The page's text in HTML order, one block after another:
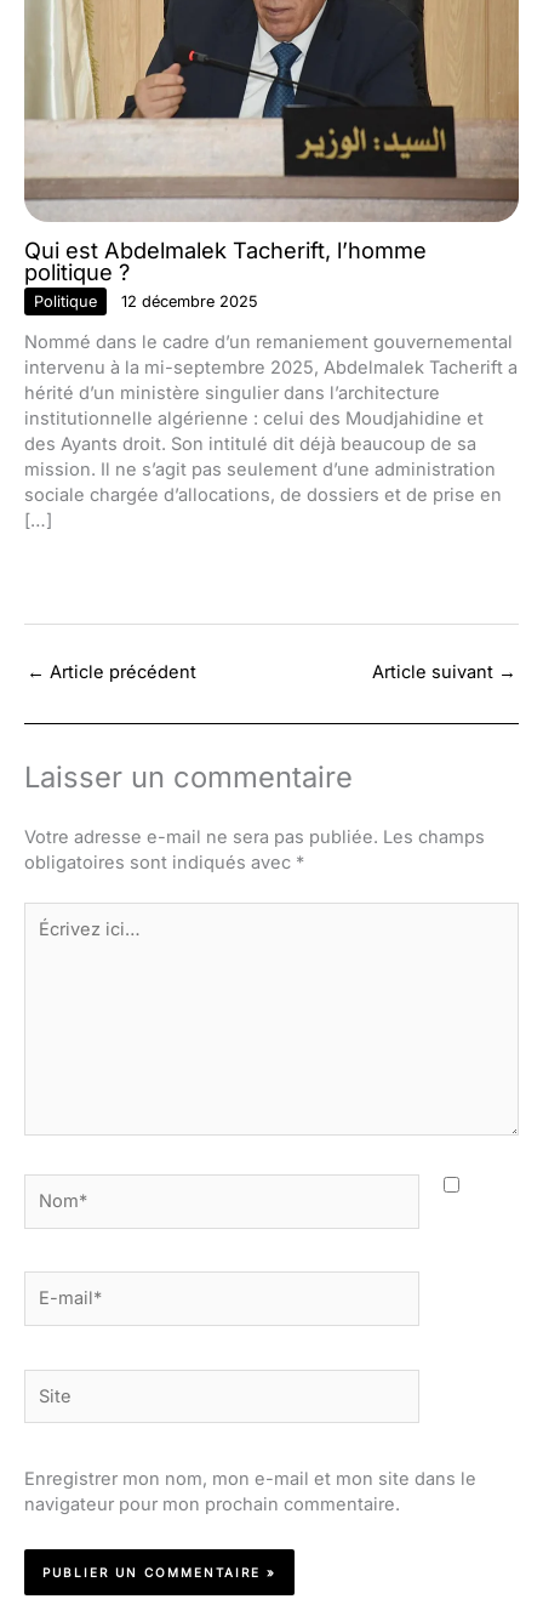
Qui est Abdelmalek Tacherift, l’homme
politique ?
Politique 12 décembre 2025
Nommé dans le cadre d’un remaniement gouvernemental
intervenu à la mi-septembre 2025, Abdelmalek Tacherift a
hérité d’un ministère singulier dans l’architecture
institutionnelle algérienne : celui des Moudjahidine et
des Ayants droit. Son intitulé dit déjà beaucoup de sa
mission. Il ne s’agit pas seulement d’une administration
sociale chargée d’allocations, de dossiers et de prise en
[…]
← Article précédent Article suivant →
Laisser un commentaire
Votre adresse e-mail ne sera pas publiée. Les champs
obligatoires sont indiqués avec *
Écrivez
ici…
mail*
Enregistrer mon nom, mon e-mail et mon site dans le
navigateur pour mon prochain commentaire.